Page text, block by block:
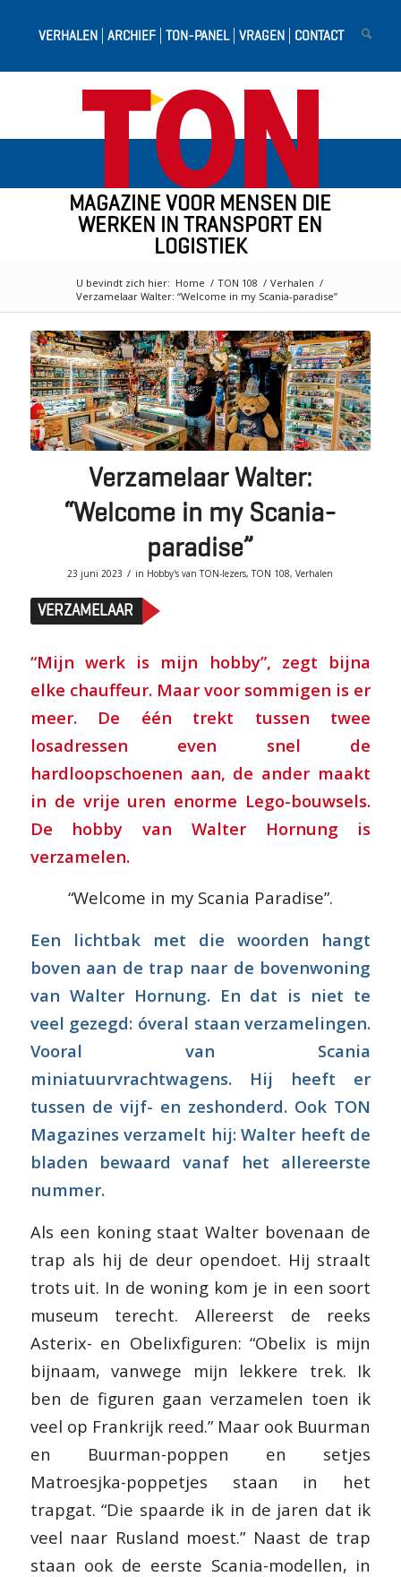
MAGAZINE VOOR MENSEN DIE
WERKEN IN TRANSPORT EN
LOGISTIEK
VERHALEN ARCHIEF TON-PANEL VRAGEN CONTACT
U bevindt zich hier: Home / TON 108 / Verhalen /
Verzamelaar Walter: “Welcome in my Scania-paradise”
Verzamelaar Walter:
“Welcome in my Scania-
paradise”
23 juni 2023 / in Hobby's van TON-lezers,TON 108,Verhalen
VERZAMELAAR
“Mijn werk is mijn hobby”, zegt bijna
elke chauffeur. Maar voor sommigen is er
meer. De één trekt tussen twee
losadressen even snel de
hardloopschoenen aan, de ander maakt
in de vrije uren enorme Lego-bouwsels.
De hobby van Walter Hornung is
verzamelen.
“Welcome in my Scania Paradise”.
Een lichtbak met die woorden hangt
boven aan de trap naar de bovenwoning
van Walter Hornung. En dat is niet te
veel gezegd: óveral staan verzamelingen.
Vooral van Scania
miniatuurvrachtwagens. Hij heeft er
tussen de vijf- en zeshonderd. Ook TON
Magazines verzamelt hij: Walter heeft de
bladen bewaard vanaf het allereerste
nummer.
Als een koning staat Walter bovenaan de
trap als hij de deur opendoet. Hij straalt
trots uit. In de woning kom je in een soort
museum terecht. Allereerst de reeks
Asterix- en Obelixfiguren: “Obelix is mijn
bijnaam, vanwege mijn lekkere trek. Ik
ben de figuren gaan verzamelen toen ik
veel op Frankrijk reed.” Maar ook Buurman
en Buurman-poppen en setjes
Matroesjka-poppetjes staan in het
trapgat. “Die spaarde ik in de jaren dat ik
veel naar Rusland moest.” Naast de trap
staan ook de eerste Scania-modellen, in